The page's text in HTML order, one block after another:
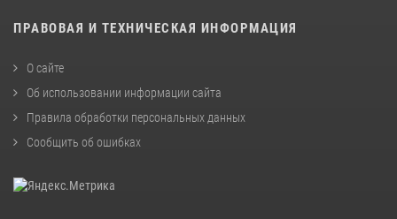
ПРАВОВАЯ И ТЕХНИЧЕСКАЯ ИНФОРМАЦИЯ
О сайте
Об использовании информации сайта
Правила обработки персональных данных
Сообщить об ошибках